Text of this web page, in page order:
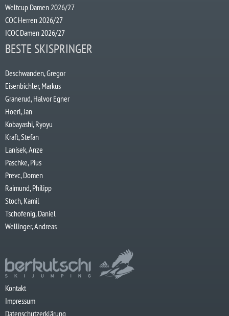
Weltcup Damen 2026/27
COC Herren 2026/27
ICOC Damen 2026/27
BESTE SKISPRINGER
Deschwanden, Gregor
Eisenbichler, Markus
Granerud, Halvor Egner
Hoerl, Jan
Kobayashi, Ryoyu
Kraft, Stefan
Lanisek, Anze
Paschke, Pius
Prevc, Domen
Raimund, Philipp
Stoch, Kamil
Tschofenig, Daniel
Wellinger, Andreas
Kontakt
Impressum
Datenschutzerklärung